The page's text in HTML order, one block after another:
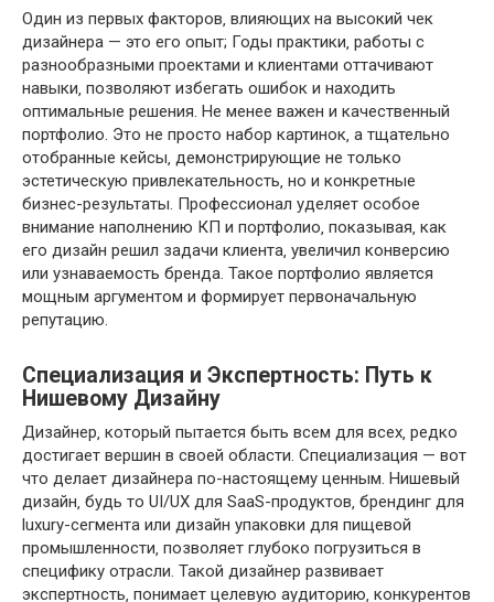
Один из первых факторов‚ влияющих на высокий чек
дизайнера — это его опыт; Годы практики‚ работы с
разнообразными проектами и клиентами оттачивают
навыки‚ позволяют избегать ошибок и находить
оптимальные решения. Не менее важен и качественный
портфолио. Это не просто набор картинок‚ а тщательно
отобранные кейсы‚ демонстрирующие не только
эстетическую привлекательность‚ но и конкретные
бизнес-результаты. Профессионал уделяет особое
внимание наполнению КП и портфолио‚ показывая‚ как
его дизайн решил задачи клиента‚ увеличил конверсию
или узнаваемость бренда. Такое портфолио является
мощным аргументом и формирует первоначальную
репутацию.
Специализация и Экспертность: Путь к
Нишевому Дизайну
Дизайнер‚ который пытается быть всем для всех‚ редко
достигает вершин в своей области. Специализация — вот
что делает дизайнера по-настоящему ценным. Нишевый
дизайн‚ будь то UI/UX для SaaS-продуктов‚ брендинг для
luxury-сегмента или дизайн упаковки для пищевой
промышленности‚ позволяет глубоко погрузиться в
специфику отрасли. Такой дизайнер развивает
экспертность‚ понимает целевую аудиторию‚ конкурентов